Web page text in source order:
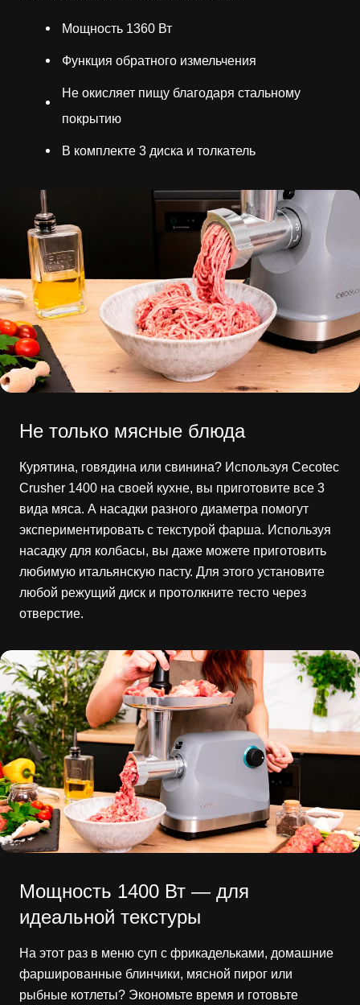
Мощность 1360 Вт
Функция обратного измельчения
Не окисляет пищу благодаря стальному
покрытию
В комплекте 3 диска и толкатель
Не только мясные блюда
Курятина, говядина или свинина? Используя Cecotec
Crusher 1400 на своей кухне, вы приготовите все 3
вида мяса. А насадки разного диаметра помогут
экспериментировать с текстурой фарша. Используя
насадку для колбасы, вы даже можете приготовить
любимую итальянскую пасту. Для этого установите
любой режущий диск и протолкните тесто через
отверстие.
Мощность 1400 Вт — для
идеальной текстуры
На этот раз в меню суп с фрикадельками, домашние
фаршированные блинчики, мясной пирог или
рыбные котлеты? Экономьте время и готовьте